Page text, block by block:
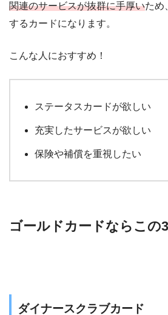
関連のサービスが抜群に手厚いため
するカードになります。
こんな人におすすめ！
ステータスカードが欲しい
充実したサービスが欲しい
保険や補償を重視したい
ゴールドカードならこの3
ダイナースクラブカード